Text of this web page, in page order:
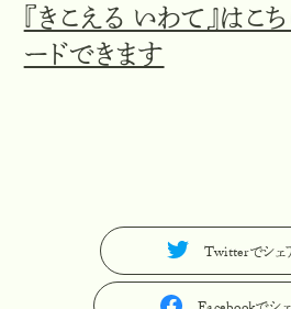
『きこえる いわて』はこ
ードできます
Twitterでシェアする
Twitterでシェ